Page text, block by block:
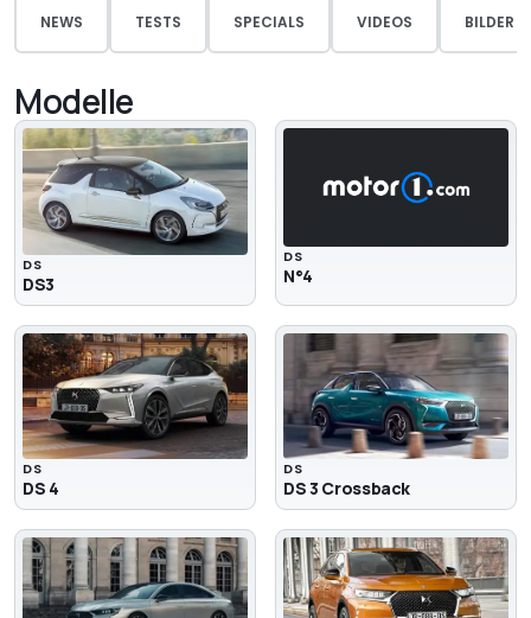
NEWS TESTS SPECIALS VIDEOS BILDER
Modelle
DS
DS3
DS
N°4
DS
DS 4
DS
DS 3 Crossback